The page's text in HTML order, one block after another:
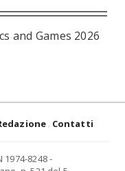
and Games 2026
Contatti
1974-8248 -